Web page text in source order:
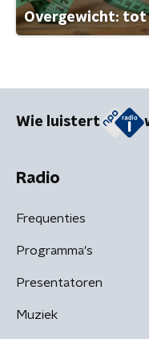
Overgewicht: tot
Wie luistert
Radio
Frequenties
Programma's
Presentatoren
Muziek